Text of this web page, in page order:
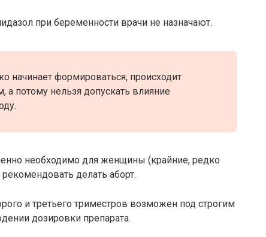
при беременности врачи не назначают.
начинает формироваться, происходит
а потому нельзя допускать влияние
необходимо для женщины (крайние, редко
делать аборт.
и третьего триместров возможен под строгим
дозировки препарата.